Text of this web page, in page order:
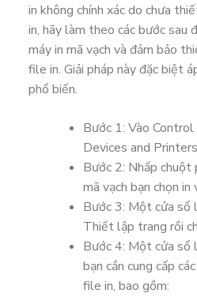
in không chính xác do chưa
in, hãy làm theo các bước sau
máy in mã vạch và đảm bảo
file in. Giải pháp này đặc biệt
phổ biến.
Bước 1: Vào
Devices and
Bước 2: Nhấp chuột
mã vạch bạn chọn in
Bước 3: Một cửa sổ
Thiết lập trang rồi
Bước 4: Một cửa sổ
bạn cần cung cấp
file in, bao gồm: